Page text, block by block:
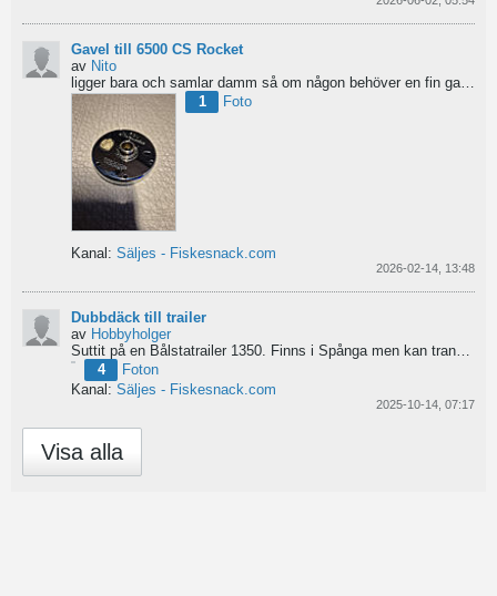
Gavel till 6500 CS Rocket
av Nito
1
Foto
Kanal: Säljes - Fiskesnack.com
2026-02-14, 13:48
Dubbdäck till trailer
av Hobbyholger
Suttit på en Bålstatrailer 1350. Finns i Spånga men kan transporteras mot Linköping. 500kr
4
Foton
Kanal: Säljes - Fiskesnack.com
2025-10-14, 07:17
Visa alla